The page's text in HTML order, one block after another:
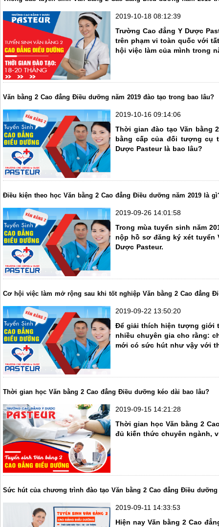
2019-10-18 08:12:39
Trường Cao đẳng Y Dược
trên phạm vi toàn quốc với
hội việc làm của mình trong
Văn bằng 2 Cao đẳng Điều dưỡng năm 2019 đào tạo trong bao lâu?
2019-10-16 09:14:06
Thời gian đào tạo Văn bằng
bằng cấp của đối tượng cụ
Dược Pasteur là bao lâu?
Điều kiện theo học Văn bằng 2 Cao đẳng Điều dưỡng năm 2019 là
2019-09-26 14:01:58
Trong mùa tuyển sinh năm
nộp hồ sơ đăng ký xét tuyển
Dược Pasteur.
Cơ hội việc làm mở rộng sau khi tốt nghiệp Văn bằng 2 Cao đẳng
2019-09-22 13:50:20
Để giải thích hiện tượng giới
nhiều chuyên gia cho rằng:
mới có sức hút như vậy với
Thời gian học Văn bằng 2 Cao đẳng Điều dưỡng kéo dài bao lâu?
2019-09-15 14:21:28
Thời gian học Văn bằng 2
đủ kiến thức chuyên ngành,
Sức hút của chương trình đào tạo Văn bằng 2 Cao đẳng Điều
2019-09-11 14:33:53
Hiện nay Văn bằng 2 Cao